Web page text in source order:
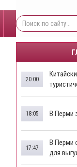
20:00
В Перми
18:05
​В Перми
для
17:47